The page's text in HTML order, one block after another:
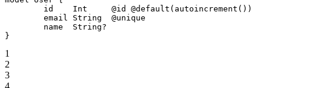
	id
Int
     @id
@default ( autoincrement ())
	email
String
  @unique
	name
String?
}
1
2
3
4